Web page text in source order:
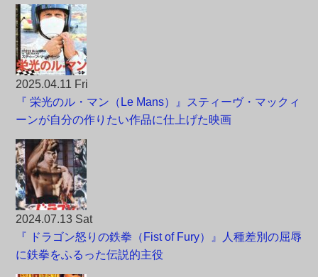
2025.04.11 Fri
『 栄光のル・マン（Le Mans）』スティーヴ・マックィ
ーンが自分の作りたい作品に仕上げた映画
2024.07.13 Sat
『 ドラゴン怒りの鉄拳（Fist of Fury）』人種差別の屈辱
に鉄拳をふるった伝説的主役